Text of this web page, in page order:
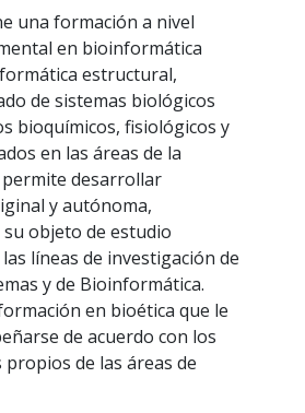
una formación a nivel
en bioinformática
estructural,
de sistemas biológicos
bioquímicos, fisiológicos y
en las áreas de la
desarrollar
y autónoma,
objeto de estudio
líneas de investigación de
y de Bioinformática.
en bioética que le
de acuerdo con los
de las áreas de